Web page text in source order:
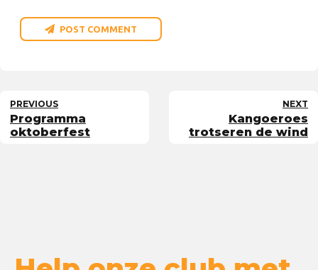
POST COMMENT
PREVIOUS
Programma
oktoberfest
NEXT
Kangoeroes
trotseren de wind